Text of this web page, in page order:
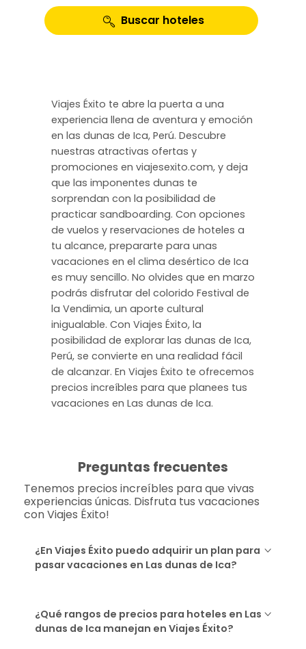
Buscar hoteles
Viajes Éxito te abre la puerta a una
experiencia llena de aventura y emoción
en las dunas de Ica, Perú. Descubre
nuestras atractivas ofertas y
promociones en viajesexito.com, y deja
que las imponentes dunas te
sorprendan con la posibilidad de
practicar sandboarding. Con opciones
de vuelos y reservaciones de hoteles a
tu alcance, prepararte para unas
vacaciones en el clima desértico de Ica
es muy sencillo. No olvides que en marzo
podrás disfrutar del colorido Festival de
la Vendimia, un aporte cultural
inigualable. Con Viajes Éxito, la
posibilidad de explorar las dunas de Ica,
Perú, se convierte en una realidad fácil
de alcanzar. En Viajes Ėxito te ofrecemos
precios increíbles para que planees tus
vacaciones en Las dunas de Ica.
Preguntas frecuentes
Tenemos precios increíbles para que vivas
experiencias únicas. Disfruta tus vacaciones
con Viajes Éxito!
¿En Viajes Éxito puedo adquirir un plan para
pasar vacaciones en Las dunas de Ica?
¿Qué rangos de precios para hoteles en Las
dunas de Ica manejan en Viajes Éxito?